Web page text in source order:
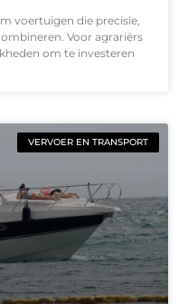
voertuigen die precisie,
Voor agrariërs
om te investeren
VERVOER EN TRANSPORT